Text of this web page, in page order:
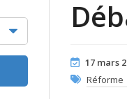
17 mars
Réforme